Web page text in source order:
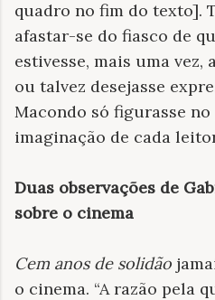
quadro no fim do texto].
afastar-se do fiasco de
estivesse, mais uma vez,
ou talvez desejasse
Macondo só figurasse no
imaginação de cada
Duas observações de
sobre o cinema
Cem anos de solidão
o cinema. “A razão pela